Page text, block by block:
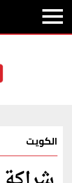
الكويت